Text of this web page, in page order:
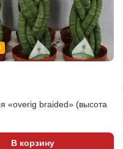
«overig braided» (высота
В корзину